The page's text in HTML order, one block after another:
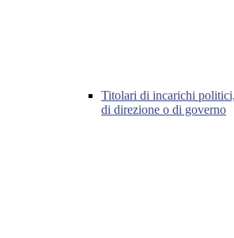
Titolari di incarichi
di direzione o di governo